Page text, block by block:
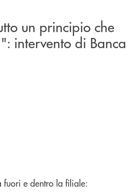
un principio che
intervento di Banca